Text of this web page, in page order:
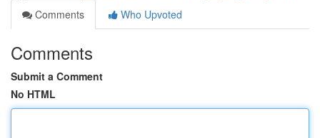
Comments
Who Upvoted
Comments
Submit a Comment
No HTML